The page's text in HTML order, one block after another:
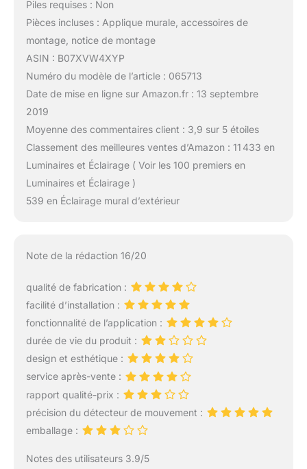
Piles requises : Non
Pièces incluses : Applique murale, accessoires de
montage, notice de montage
ASIN : B07XVW4XYP
Numéro du modèle de l’article : 065713
Date de mise en ligne sur Amazon.fr : 13 septembre
2019
Moyenne des commentaires client : 3,9 sur 5 étoiles
Classement des meilleures ventes d’Amazon : 11 433 en
Luminaires et Éclairage ( Voir les 100 premiers en
Luminaires et Éclairage )
539 en Éclairage mural d’extérieur
Note de la rédaction 16/20
qualité de fabrication :
facilité d’installation :
fonctionnalité de l’application :
durée de vie du produit :
design et esthétique :
service après-vente :
rapport qualité-prix :
précision du détecteur de mouvement :
emballage :
Notes des utilisateurs 3.9/5